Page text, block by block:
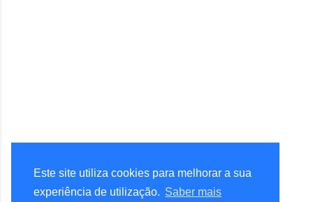
Este site utiliza cookies para melhorar a sua
experiência de utilização. Saber mais